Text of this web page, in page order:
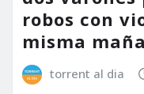
robos con
misma
torrent al dia